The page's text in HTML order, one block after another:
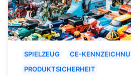
SPIELZEUG
CE-
PRODUKTSICHERHEIT